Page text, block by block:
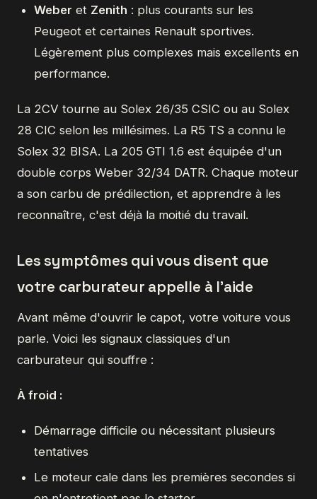
Weber et Zenith : plus courants sur les
Peugeot et certaines Renault sportives.
Légèrement plus complexes mais excellents en
performance.
La 2CV tourne au Solex 26/35 CSIC ou au Solex
28 CIC selon les millésimes. La R5 TS a connu le
Solex 32 BISA. La 205 GTI 1.6 est équipée d'un
double corps Weber 32/34 DATR. Chaque moteur
a son carbu de prédilection, et apprendre à les
reconnaître, c'est déjà la moitié du travail.
Les symptômes qui vous disent que
votre carburateur appelle à l'aide
Avant même d'ouvrir le capot, votre voiture vous
parle. Voici les signaux classiques d'un
carburateur qui souffre :
À froid :
Démarrage difficile ou nécessitant plusieurs
tentatives
Le moteur cale dans les premières secondes si